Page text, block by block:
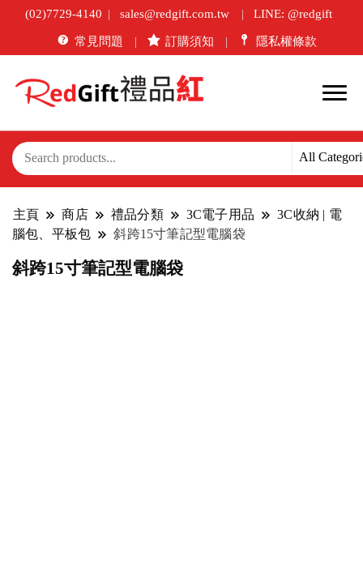
(02)7729-4140 sales@redgift.com.tw LINE: @redgift
常見問題 訂購須知 隱私權條款
主頁 商店 禮品分類 3C電子用品
3C收納 | 電
腦包、平板包
斜跨15寸筆記型電腦袋
斜跨15寸筆記型電腦袋